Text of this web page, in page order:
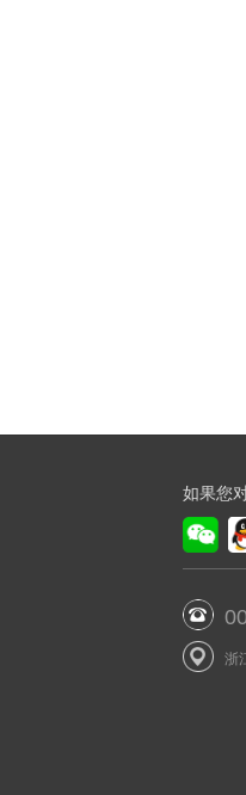
如果您
浙